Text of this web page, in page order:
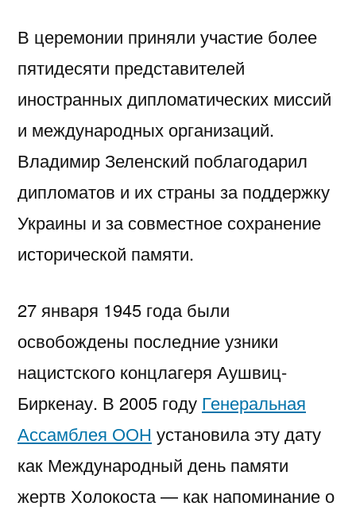
В церемонии приняли участие более
пятидесяти представителей
иностранных дипломатических миссий
и международных организаций.
Владимир Зеленский поблагодарил
дипломатов и их страны за поддержку
Украины и за совместное сохранение
исторической памяти.
27 января 1945 года были
освобождены последние узники
нацистского концлагеря Аушвиц-
Биркенау. В 2005 году Генеральная
Ассамблея ООН установила эту дату
как Международный день памяти
жертв Холокоста — как напоминание о